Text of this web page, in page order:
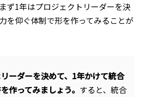
ず1年はプロジェクトリーダーを決
を仰ぐ体制で形を作ってみることが
リーダーを決めて、1年かけて統合
作ってみましょう。 すると、統合